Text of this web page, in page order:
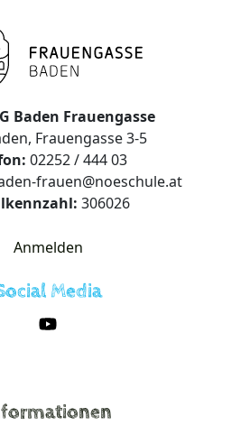
Baden Frauengasse
Frauengasse 3-5
02252 / 444 03
frauen@noeschule.at
306026
Anmelden
Media